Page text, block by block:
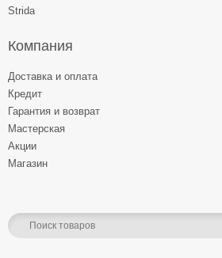
Strida
Компания
Доставка и оплата
Кредит
Гарантия и возврат
Мастерская
Акции
Магазин